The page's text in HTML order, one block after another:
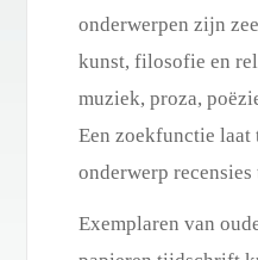
onderwerpen zijn
kunst, filosofie en
muziek, proza,
Een zoekfunctie laat
onderwerp recensies
Exemplaren van